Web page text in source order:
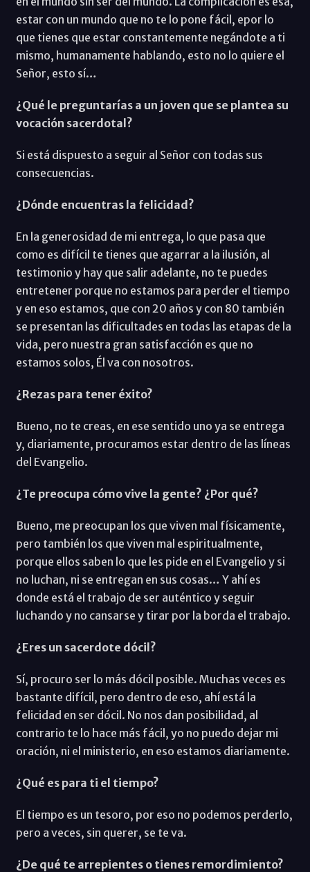
estar con un mundo que no te lo pone fácil, epor lo
que tienes que estar constantemente negándote a ti
mismo, humanamente hablando, esto no lo quiere el
Señor, esto sí…
¿Qué le preguntarías a un joven que se plantea su
vocación sacerdotal?
Si está dispuesto a seguir al Señor con todas sus
consecuencias.
¿Dónde encuentras la felicidad?
En la generosidad de mi entrega, lo que pasa que
como es difícil te tienes que agarrar a la ilusión, al
testimonio y hay que salir adelante, no te puedes
entretener porque no estamos para perder el tiempo
y en eso estamos, que con 20 años y con 80 también
se presentan las dificultades en todas las etapas de la
vida, pero nuestra gran satisfacción es que no
estamos solos, Él va con nosotros.
¿Rezas para tener éxito?
Bueno, no te creas, en ese sentido uno ya se entrega
y, diariamente, procuramos estar dentro de las líneas
del Evangelio.
¿Te preocupa cómo vive la gente? ¿Por qué?
Bueno, me preocupan los que viven mal físicamente,
pero también los que viven mal espiritualmente,
porque ellos saben lo que les pide en el Evangelio y si
no luchan, ni se entregan en sus cosas… Y ahí es
donde está el trabajo de ser auténtico y seguir
luchando y no cansarse y tirar por la borda el trabajo.
¿Eres un sacerdote dócil?
Sí, procuro ser lo más dócil posible. Muchas veces es
bastante difícil, pero dentro de eso, ahí está la
felicidad en ser dócil. No nos dan posibilidad, al
contrario te lo hace más fácil, yo no puedo dejar mi
oración, ni el ministerio, en eso estamos diariamente.
¿Qué es para ti el tiempo?
El tiempo es un tesoro, por eso no podemos perderlo,
pero a veces, sin querer, se te va.
¿De qué te arrepientes o tienes remordimiento?